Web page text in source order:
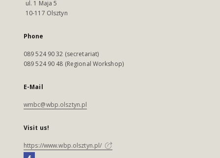
ul. 1 Maja 5
10-117 Olsztyn
Phone
089 524 90 32 (secretariat)
089 524 90 48 (Regional Workshop)
E-Mail
wmbc@wbp.olsztyn.pl
Visit us!
https://www.wbp.olsztyn.pl/